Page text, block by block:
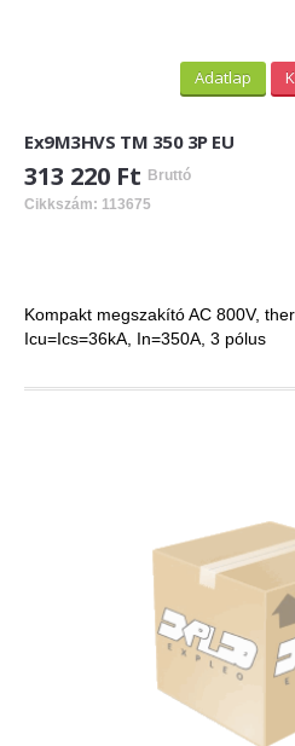
Adatlap
Ex9M3HVS TM 350 3P EU
313 220 Ft Bruttó
Cikkszám: 113675
Kompakt megszakító AC 800V,
Icu=Ics=36kA, In=350A, 3 pólus